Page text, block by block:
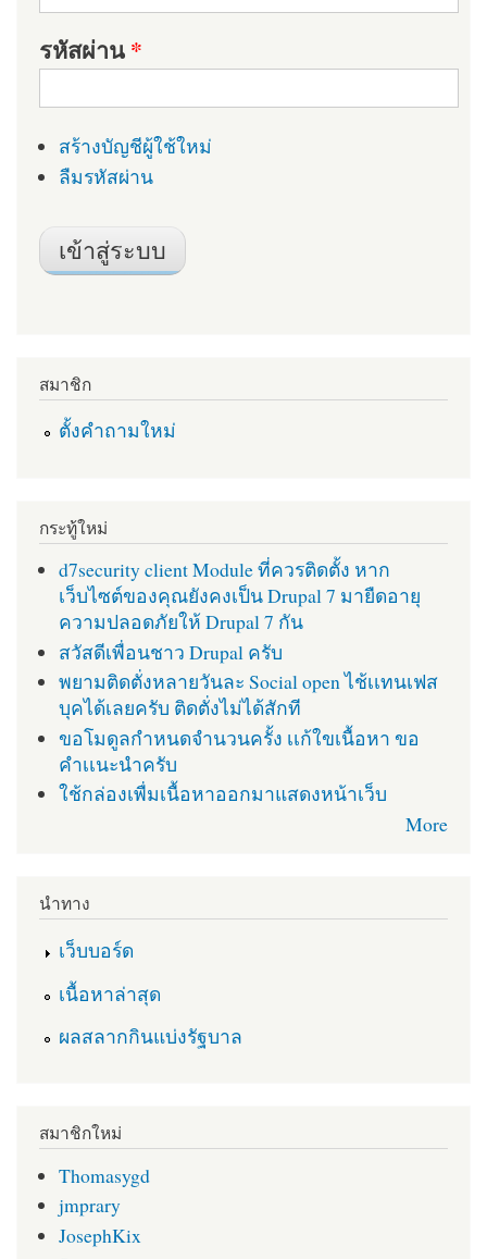
รหัสผ่าน*
สร้างบัญชีผู้ใช้ใหม่
ลืมรหัสผ่าน
สมาชิก
ตั้งคำถามใหม่
กระทู้ใหม่
d7security client Module ที่ควรติดตั้ง หาก
เว็บไซต์ของคุณยังคงเป็น Drupal 7 มายืดอายุ
ความปลอดภัยให้ Drupal 7 กัน
สวัสดีเพื่อนชาว Drupal ครับ
พยามติดตั่งหลายวันละ Social open ไช้เเทนเฟส
บุคได้เลยครับ ติดตั่งไม่ได้สักที
ขอโมดูลกำหนดจำนวนครั้ง เเก้ใขเนื้อหา ขอ
คำเเนะนำครับ
ใช้กล่องเพื่มเนื้อหาออกมาแสดงหน้าเว็บ
More
นำทาง
เว็บบอร์ด
เนื้อหาล่าสุด
ผลสลากกินแบ่งรัฐบาล
สมาชิกใหม่
Thomasygd
jmprary
JosephKix